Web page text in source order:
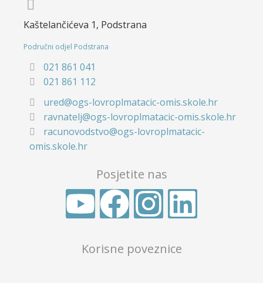
Kaštelančićeva 1, Podstrana
Područni odjel Podstrana
021 861 041
021 861 112
ured@ogs-lovroplmatacic-omis.skole.hr
ravnatelj@ogs-lovroplmatacic-omis.skole.hr
racunovodstvo@ogs-lovroplmatacic-
omis.skole.hr
Posjetite nas
Korisne poveznice